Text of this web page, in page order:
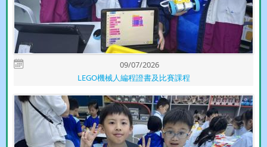
09/07/2026
LEGO機械人編程證書及比賽課程